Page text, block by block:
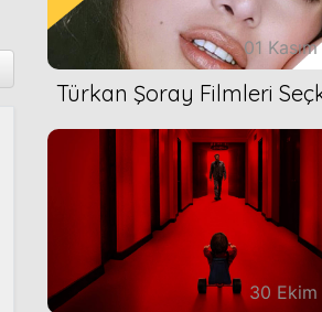
01
Türkan Şoray Filmleri
30